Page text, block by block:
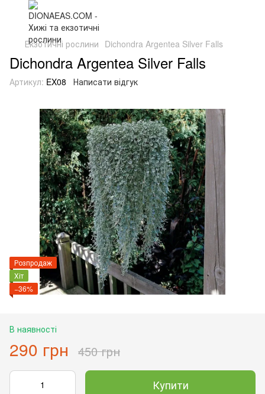
Екзотичні рослини Dichondra Argentea Silver Falls
Dichondra Argentea Silver Falls
Артикул: EX08 Написати відгук
Розпродаж
Хіт
−36%
В наявності
290 грн 450 грн
Купити